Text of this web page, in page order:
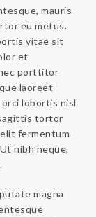
mauris
eu metus.
vitae sit
et
porttitor
laoreet
lobortis nisl
tortor
fermentum
nibh neque,
magna